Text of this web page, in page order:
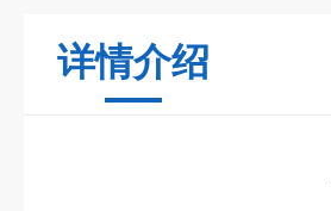
详情介绍